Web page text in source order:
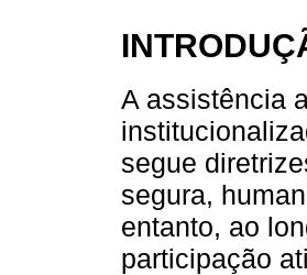
A assistência
segue
segura,
entanto, ao
participação